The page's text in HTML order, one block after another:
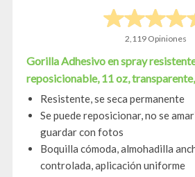
2,119 Opiniones
Gorilla Adhesivo en spray
reposicionable, 11 oz,
Resistente, se seca permanente
Se puede reposicionar, no se
guardar con fotos
Boquilla cómoda, almohadilla
controlada, aplicación uniforme